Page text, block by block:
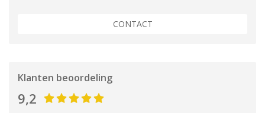
CONTACT
Klanten beoordeling
9,2